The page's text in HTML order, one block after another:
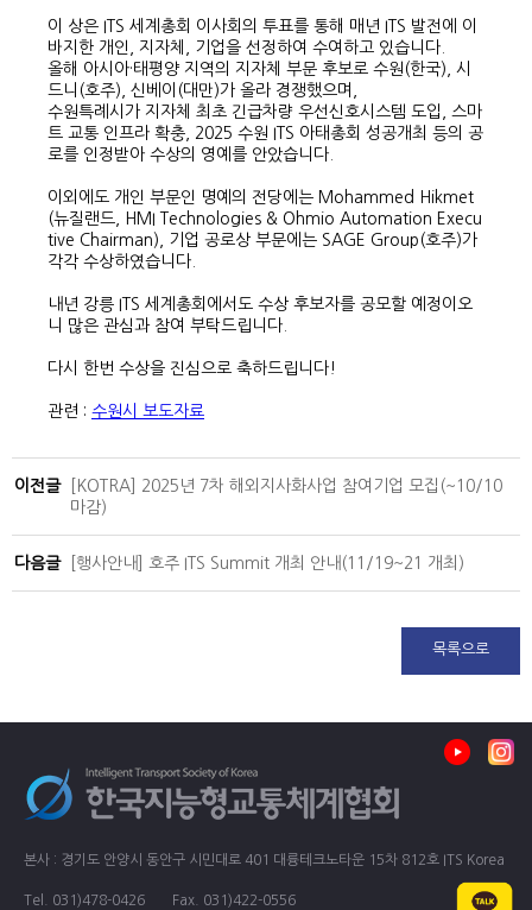
이 상은 ITS 세계총회 이사회의 투표를 통해 매년 ITS 발전에 이
바지한 개인, 지자체, 기업을 선정하여 수여하고 있습니다.
올해 아시아·태평양 지역의 지자체 부문 후보로 수원(한국), 시
드니(호주), 신베이(대만)가 올라 경쟁했으며,
수원특례시가 지자체 최초 긴급차량 우선신호시스템 도입, 스마
트 교통 인프라 확충, 2025 수원 ITS 아태총회 성공개최 등의 공
로를 인정받아 수상의 영예를 안았습니다.
이외에도 개인 부문인 명예의 전당에는 Mohammed Hikmet
(뉴질랜드, HMI Technologies & Ohmio Automation Execu
tive Chairman), 기업 공로상 부문에는 SAGE Group(호주)가
각각 수상하였습니다.
내년 강릉 ITS 세계총회에서도 수상 후보자를 공모할 예정이오
니 많은 관심과 참여 부탁드립니다.
다시 한번 수상을 진심으로 축하드립니다!
관련 : 수원시 보도자료
이전글
[KOTRA] 2025년 7차 해외지사화사업 참여기업 모집(~10/10
마감)
다음글 [행사안내] 호주 ITS Summit 개최 안내(11/19~21 개최)
목록으로
본사 : 경기도 안양시 동안구 시민대로 401 대륭테크노타운 15차 812호 ITS Korea
Tel. 031)478-0426 Fax. 031)422-0556